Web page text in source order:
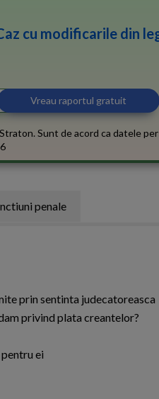
cu modificarile din
Sunt de acord ca datele
penale
prin sentinta judecatoreasca
privind plata creantelor?
ei